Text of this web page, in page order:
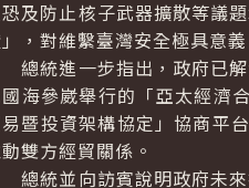
及防止核子武器擴散等議
，對維繫臺灣安全極具意義
統進一步指出，政府已解
海參崴舉行的「亞太經濟
暨投資架構協定」協商平
雙方經貿關係。
統並向訪賓說明政府未來